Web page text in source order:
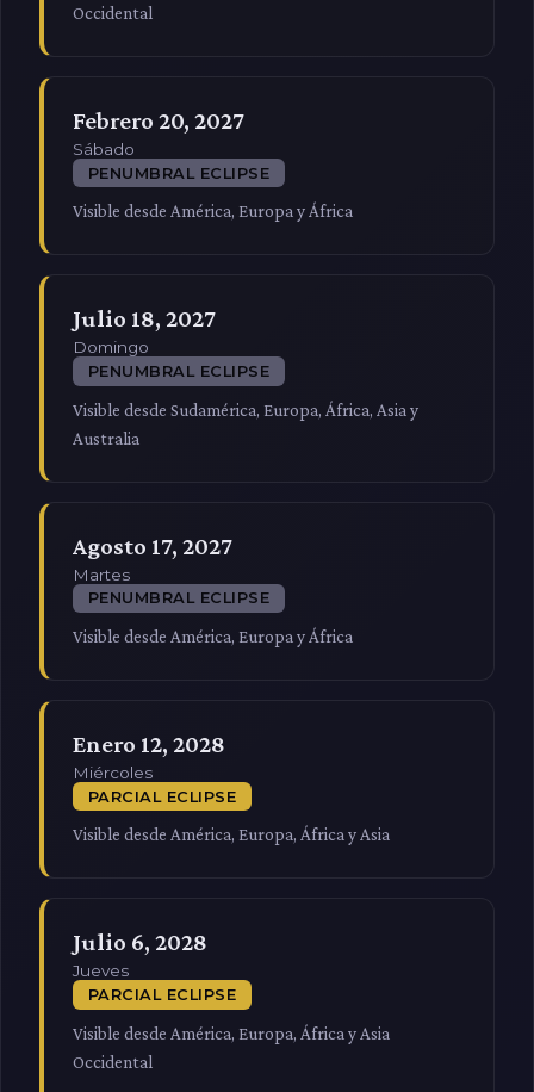
Occidental
Febrero 20, 2027
Sábado
PENUMBRAL ECLIPSE
Visible desde América, Europa y África
Julio 18, 2027
Domingo
PENUMBRAL ECLIPSE
Visible desde Sudamérica, Europa, África, Asia y
Australia
Agosto 17, 2027
Martes
PENUMBRAL ECLIPSE
Visible desde América, Europa y África
Enero 12, 2028
Miércoles
PARCIAL ECLIPSE
Visible desde América, Europa, África y Asia
Julio 6, 2028
Jueves
PARCIAL ECLIPSE
Visible desde América, Europa, África y Asia
Occidental